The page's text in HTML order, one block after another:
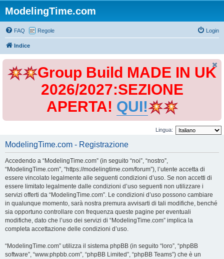
ModelingTime.com
FAQ Regole Login
Indice
Group Build MADE IN UK
2026/2027:SEZIONE
APERTA! QUI!
Lingua:
ModelingTime.com - Registrazione
Accedendo a “ModelingTime.com” (in seguito “noi”, “nostro”,
“ModelingTime.com”, “https://modelingtime.com/forum”), l’utente accetta di
essere vincolato legalmente alle seguenti condizioni d’uso. Se non accetti di
essere limitato legalmente dalle condizioni d’uso seguenti non utilizzare i
servizi offerti da “ModelingTime.com”. Le condizioni d’uso possono cambiare
in qualunque momento, sarà nostra premura avvisarti di tali modifiche, benché
sia opportuno controllare con frequenza queste pagine per eventuali
modifiche, dato che l’uso dei servizi di “ModelingTime.com” implica la
completa accettazione delle condizioni d’uso.
“ModelingTime.com” utilizza il sistema phpBB (in seguito “loro”, “phpBB
software”, “www.phpbb.com”, “phpBB Limited”, “phpBB Teams”) che è un